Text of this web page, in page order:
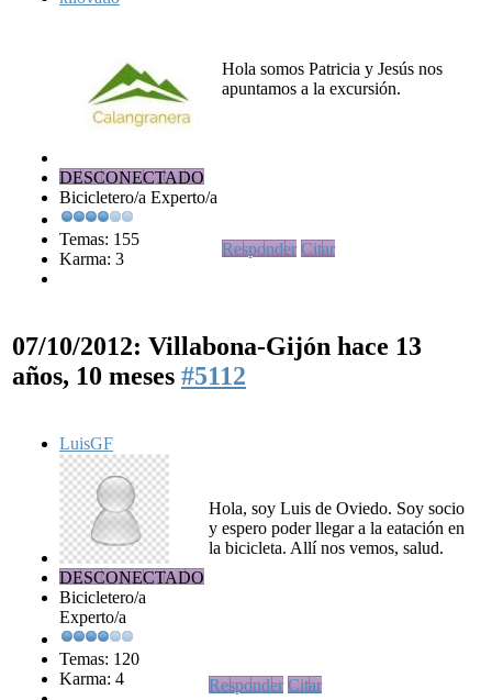
DESCONECTADO
Bicicletero/a Experto/a
Temas: 155
Karma: 3
Hola somos Patricia y Jesús nos
apuntamos a la excursión.
Responder Citar
07/10/2012: Villabona-Gijón hace 13
años, 10 meses #5112
LuisGF
DESCONECTADO
Bicicletero/a
Experto/a
Temas: 120
Karma: 4
Hola, soy Luis de Oviedo. Soy socio
y espero poder llegar a la eatación en
la bicicleta. Allí nos vemos, salud.
Responder Citar